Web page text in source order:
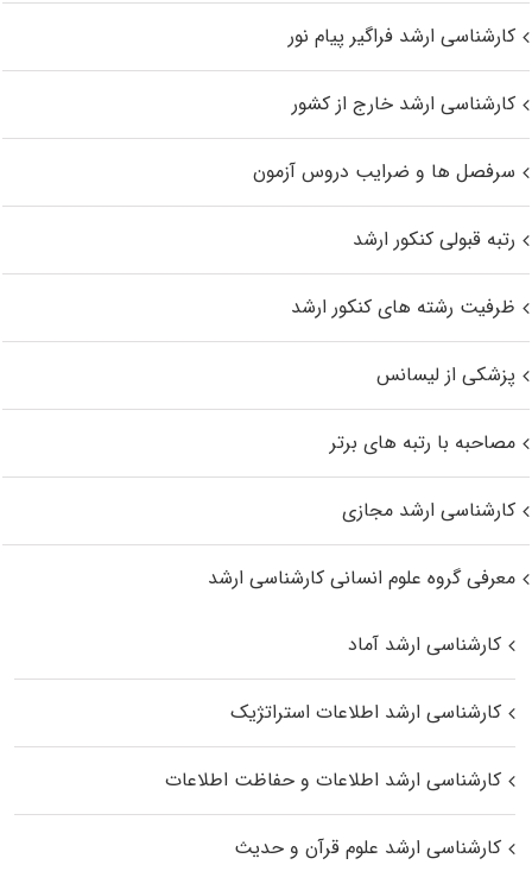
کارشناسی ارشد فراگیر پیام نور
کارشناسی ارشد خارج از کشور
سرفصل ها و ضرایب دروس آزمون
رتبه قبولی کنکور ارشد
ظرفیت رشته های کنکور ارشد
پزشکی از لیسانس
مصاحبه با رتبه های برتر
کارشناسی ارشد مجازی
معرفی گروه علوم انسانی کارشناسی ارشد
کارشناسی ارشد آماد
کارشناسی ارشد اطلاعات استراتژیک
کارشناسی ارشد اطلاعات و حفاظت اطلاعات
کارشناسی ارشد علوم قرآن و حدیث